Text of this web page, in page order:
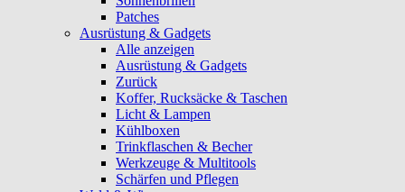
Patches
Ausrüstung & Gadgets
Alle anzeigen
Ausrüstung & Gadgets
Zurück
Koffer, Rucksäcke & Taschen
Licht & Lampen
Kühlboxen
Trinkflaschen & Becher
Werkzeuge & Multitools
Schärfen und Pflegen